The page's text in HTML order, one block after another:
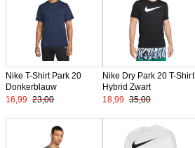
Nike T-Shirt Park 20
Donkerblauw
16,99 23,00
Nike Dry Park 20 T-Shirt
Hybrid Zwart
18,99 35,00